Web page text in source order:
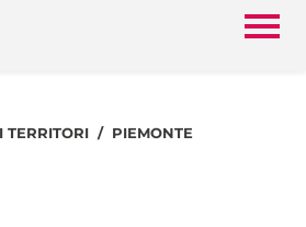
TERRITORI PIEMONTE